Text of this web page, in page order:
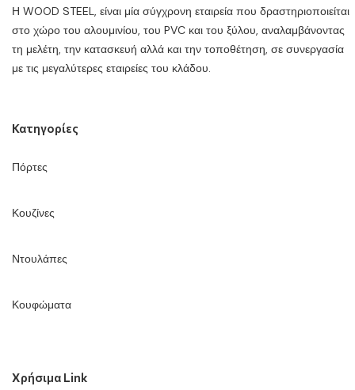
Η WOOD STEEL, είναι μία σύγχρονη εταιρεία που δραστηριοποιείται
στο χώρο του αλουμινίου, του PVC και του ξύλου, αναλαμβάνοντας
τη μελέτη, την κατασκευή αλλά και την τοποθέτηση, σε συνεργασία
με τις μεγαλύτερες εταιρείες του κλάδου.
Κατηγορίες
Πόρτες
Κουζίνες
Ντουλάπες
Κουφώματα
Χρήσιμα Link